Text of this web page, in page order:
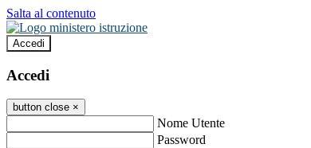
Salta al contenuto
Accedi
Accedi
button close ×
Nome Utente
Password